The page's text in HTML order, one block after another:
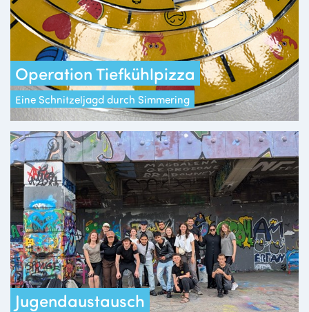
Operation Tiefkühlpizza
Eine Schnitzeljagd durch Simmering
Jugendaustausch